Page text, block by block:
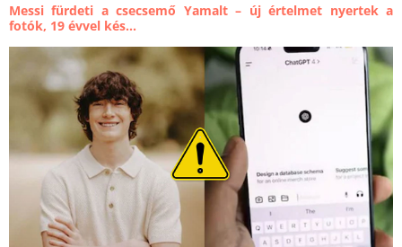
Messi fürdeti a csecsemő Yamalt – új értelmet nyertek a
fotók, 19 évvel kés...